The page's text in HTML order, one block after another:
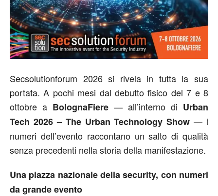
Secsolutionforum 2026 si rivela in tutta la sua
portata. A pochi mesi dal debutto fisico del 7 e 8
ottobre a BolognaFiere — all’interno di Urban
Tech 2026 – The Urban Technology Show — i
numeri dell’evento raccontano un salto di qualità
senza precedenti nella storia della manifestazione.
Una piazza nazionale della security, con numeri
da grande evento